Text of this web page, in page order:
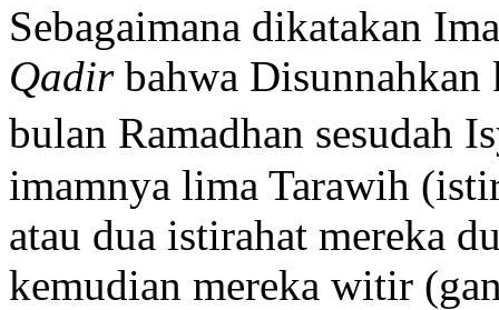
Sebagaimana dikatakan
Qadirbahwa Disunnahkan
bulan Ramadhan sesudah
imamnya lima Tarawih
atau dua istirahat mereka
kemudian mereka witir